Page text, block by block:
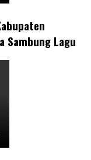
Sambung Lagu